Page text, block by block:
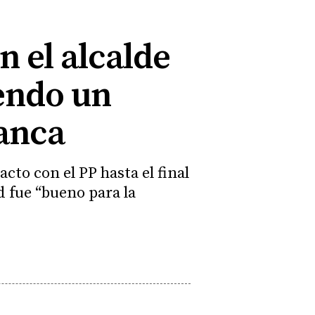
el alcalde
un
con el PP hasta el final
fue “bueno para la